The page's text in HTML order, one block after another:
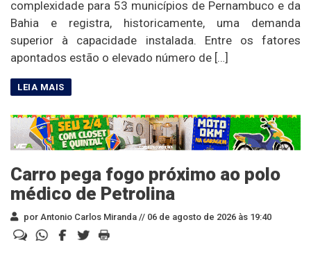
complexidade para 53 municípios de Pernambuco e da
Bahia e registra, historicamente, uma demanda
superior à capacidade instalada. Entre os fatores
apontados estão o elevado número de […]
Carro pega fogo próximo ao polo
médico de Petrolina
por Antonio Carlos Miranda // 06 de agosto de 2026 às 19:40